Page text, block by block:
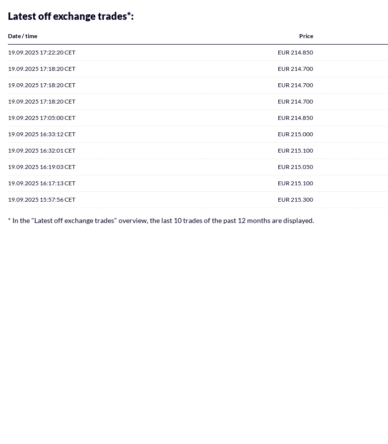
Latest off exchange trades*:
Date / time Price
19.09.2025 17:22:20 CET EUR 214.850
19.09.2025 17:18:20 CET EUR 214.700
19.09.2025 17:18:20 CET EUR 214.700
19.09.2025 17:18:20 CET EUR 214.700
19.09.2025 17:05:00 CET EUR 214.850
19.09.2025 16:33:12 CET EUR 215.000
19.09.2025 16:32:01 CET EUR 215.100
19.09.2025 16:19:03 CET EUR 215.050
19.09.2025 16:17:13 CET EUR 215.100
19.09.2025 15:57:56 CET EUR 215.300
* In the "Latest off exchange trades" overview, the last 10 trades of the past 12 months are displayed.